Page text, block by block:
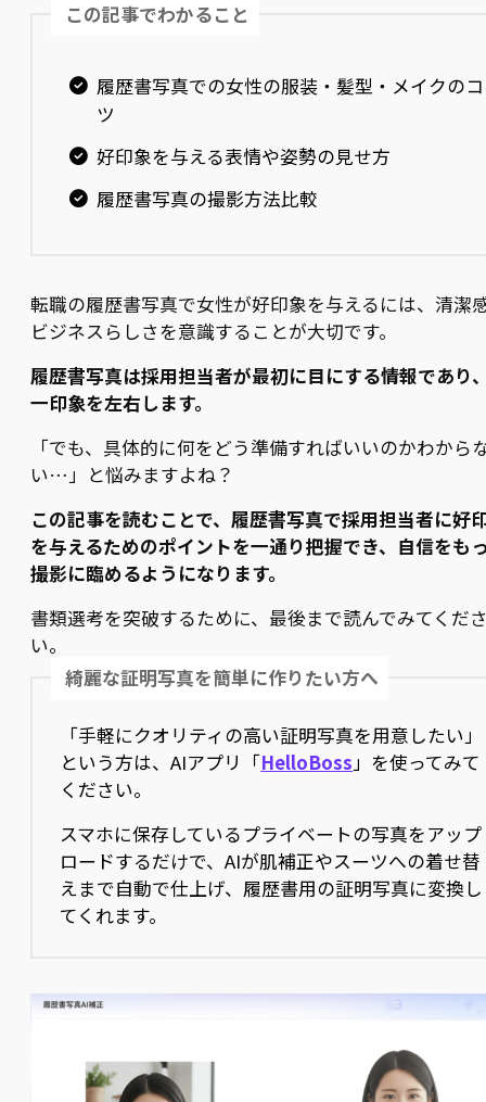
この記事でわかること
履歴書写真での女性の服装・髪型・メイクのコ
ツ
好印象を与える表情や姿勢の見せ方
履歴書写真の撮影方法比較
転職の履歴書写真で女性が好印象を与えるには、清潔
ビジネスらしさを意識することが大切です。
履歴書写真は採用担当者が最初に目にする情報であり
一印象を左右します。
「でも、具体的に何をどう準備すればいいのかわから
い…」と悩みますよね？
この記事を読むことで、履歴書写真で採用担当者に好
を与えるためのポイントを一通り把握でき、自信をも
撮影に臨めるようになります。
書類選考を突破するために、最後まで読んでみてくだ
い。
綺麗な証明写真を簡単に作りたい方へ
「手軽にクオリティの高い証明写真を用意したい」
という方は、AIアプリ「HelloBoss 」を使ってみて
ください。
スマホに保存しているプライベートの写真をアップ
ロードするだけで、AIが肌補正やスーツへの着せ替
えまで自動で仕上げ、履歴書用の証明写真に変換し
てくれます。